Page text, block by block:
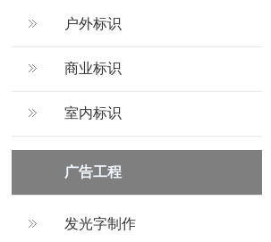
户外标识
商业标识
室内标识
广告工程
发光字制作